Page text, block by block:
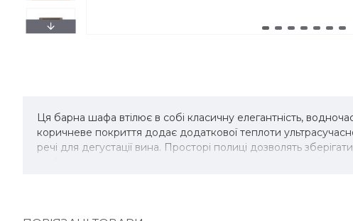
Ця барна шафа втілює в собі класичну елегантність,
коричневе покриття додає додаткової теплоти
речі для дегустації вина. Просторі полиці дозволять